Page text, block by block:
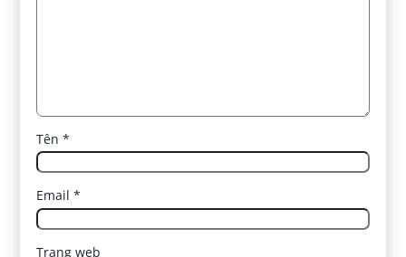
Tên*
Email*
Trang web